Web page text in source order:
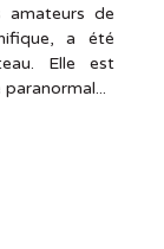
de
a été
Elle est